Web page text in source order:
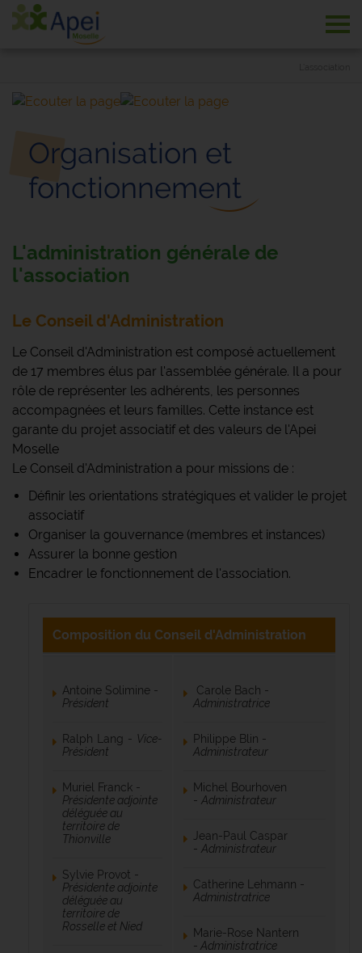
Organisation et
fonctionnement
L'administration générale de
l'association
Le Conseil d'Administration
Le Conseil d'Administration est composé actuellement
de 17 membres élus par l'assemblée générale. Il a pour
rôle de représenter les adhérents, les personnes
accompagnées et leurs familles. Cette instance est
garante du projet associatif et des valeurs de l'Apei
Moselle
Le Conseil d'Administration a pour missions de :
Définir les orientations stratégiques et valider le projet
associatif
Organiser la gouvernance (membres et instances)
Assurer la bonne gestion
Encadrer le fonctionnement de l'association.
Composition du Conseil d'Administration
Antoine Solimine -
Président
Ralph Lang - Vice-
Président
Muriel Franck -
Présidente adjointe
déléguée au
territoire de
Thionville
Sylvie Provot -
Présidente adjointe
déléguée au
territoire de
Rosselle et Nied
Carole Bach -
Administratrice
Philippe Blin -
Administrateur
Michel Bourhoven
- Administrateur
Jean-Paul Caspar
- Administrateur
Catherine Lehmann -
Administratrice
Marie-Rose Nantern
- Administratrice